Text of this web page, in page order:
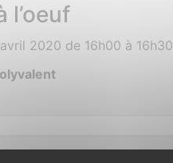
l’oeuf
2020 de 16h00 à 16h30